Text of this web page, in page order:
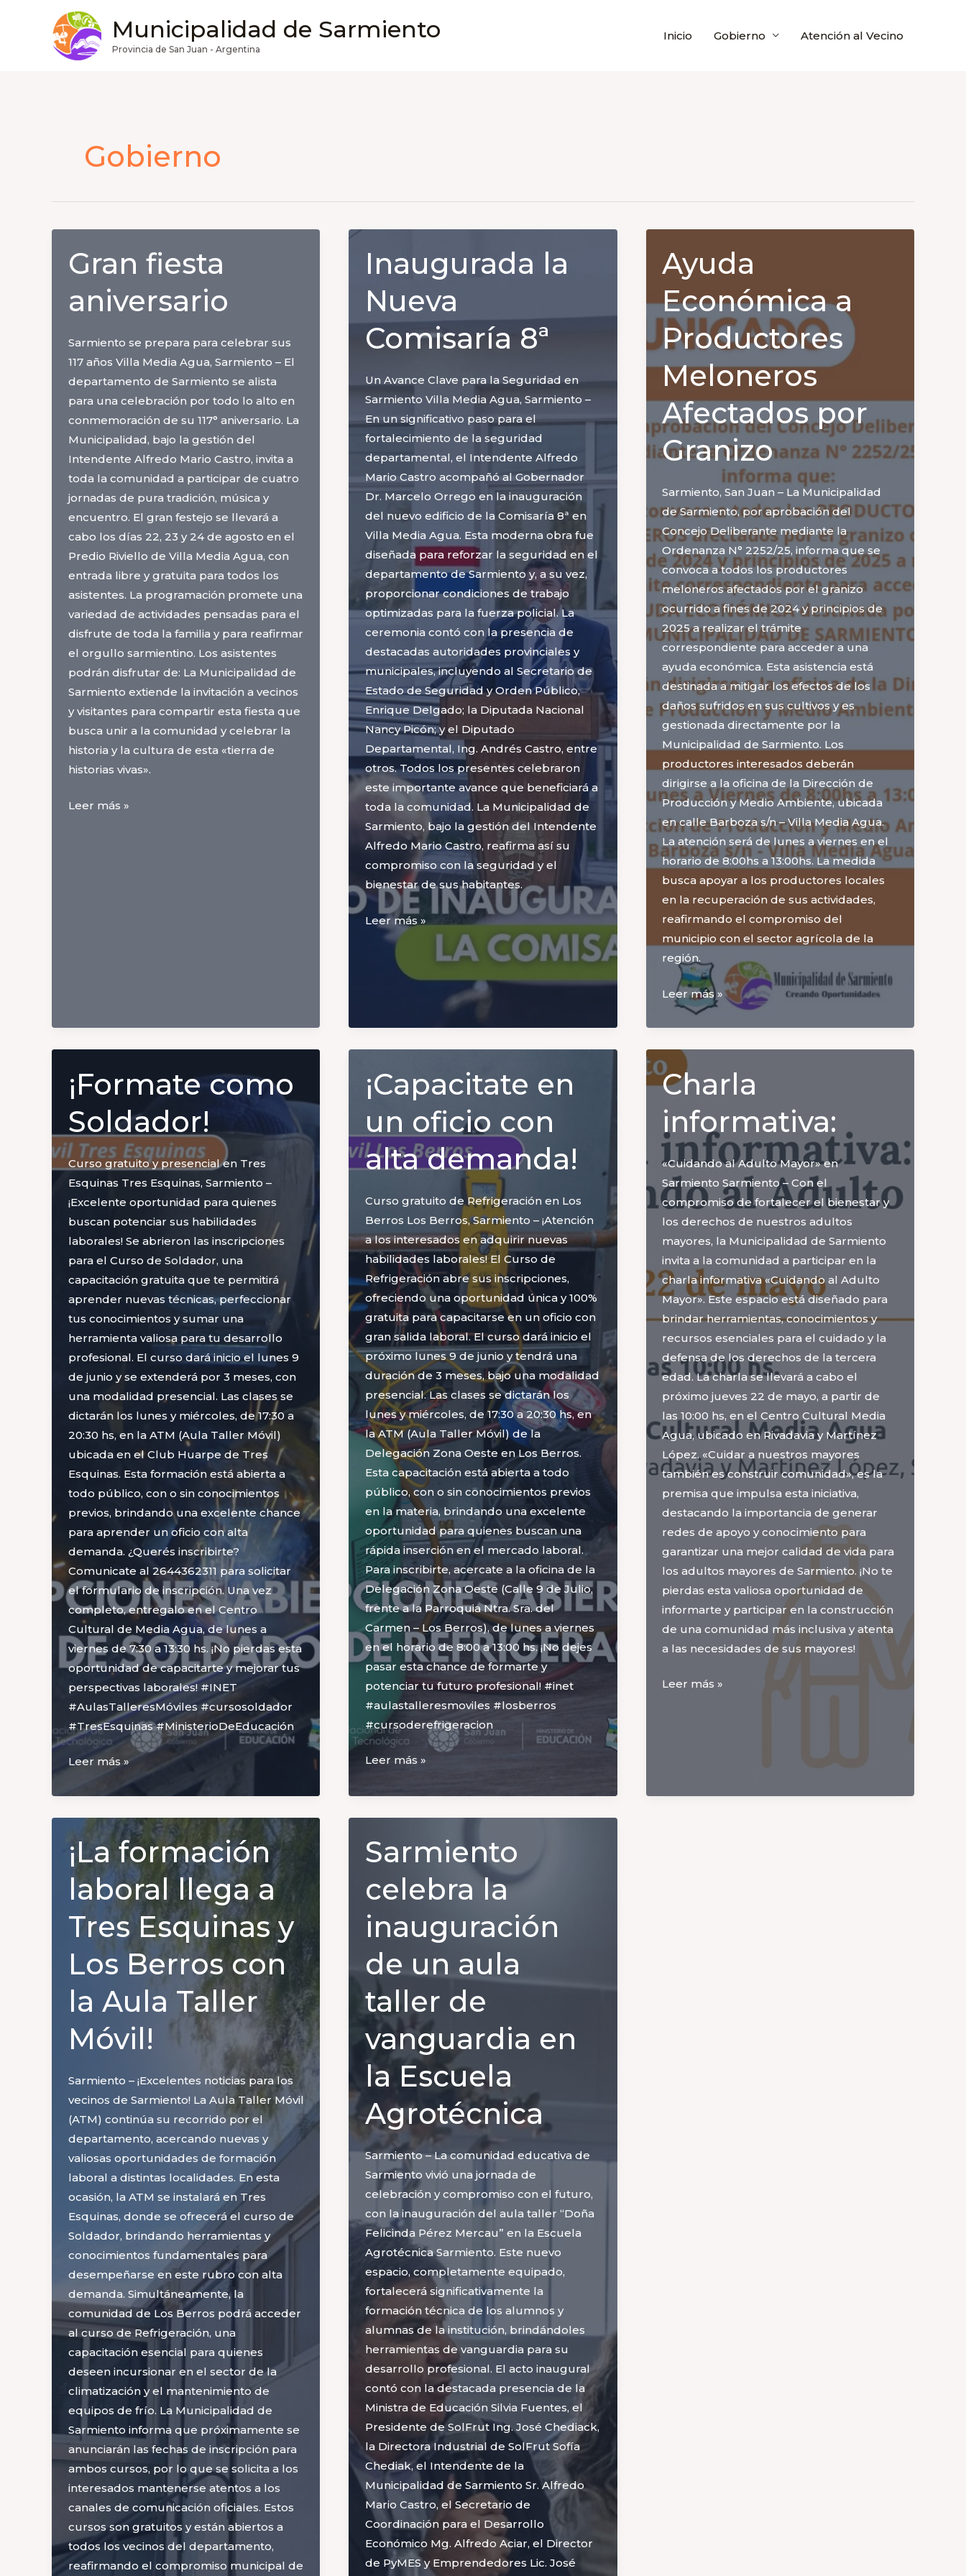
contenido
Municipalidad de Sarmiento
Provincia de San Juan - Argentina
Inicio Gobierno Atención al Vecino
Gobierno
Gran fiesta
aniversario
Sarmiento se prepara para celebrar sus
117 años Villa Media Agua, Sarmiento – El
departamento de Sarmiento se alista
para una celebración por todo lo alto en
conmemoración de su 117° aniversario. La
Municipalidad, bajo la gestión del
Intendente Alfredo Mario Castro, invita a
toda la comunidad a participar de cuatro
jornadas de pura tradición, música y
encuentro. El gran festejo se llevará a
cabo los días 22, 23 y 24 de agosto en el
Predio Riviello de Villa Media Agua, con
entrada libre y gratuita para todos los
asistentes. La programación promete una
variedad de actividades pensadas para el
disfrute de toda la familia y para reafirmar
el orgullo sarmientino. Los asistentes
podrán disfrutar de: La Municipalidad de
Sarmiento extiende la invitación a vecinos
y visitantes para compartir esta fiesta que
busca unir a la comunidad y celebrar la
historia y la cultura de esta «tierra de
historias vivas».
Gran
Leer más »
Inaugurada la
Nueva
Comisaría 8ª
Un Avance Clave para la Seguridad en
Sarmiento Villa Media Agua, Sarmiento –
En un significativo paso para el
fortalecimiento de la seguridad
departamental, el Intendente Alfredo
Mario Castro acompañó al Gobernador
Dr. Marcelo Orrego en la inauguración
del nuevo edificio de la Comisaría 8ª en
Villa Media Agua. Esta moderna obra fue
diseñada para reforzar la seguridad en el
departamento de Sarmiento y, a su vez,
proporcionar condiciones de trabajo
optimizadas para la fuerza policial. La
ceremonia contó con la presencia de
destacadas autoridades provinciales y
municipales, incluyendo al Secretario de
Estado de Seguridad y Orden Público,
Enrique Delgado; la Diputada Nacional
Nancy Picón; y el Diputado
Departamental, Ing. Andrés Castro, entre
otros. Todos los presentes celebraron
este importante avance que beneficiará a
toda la comunidad. La Municipalidad de
Sarmiento, bajo la gestión del Intendente
Alfredo Mario Castro, reafirma así su
compromiso con la seguridad y el
bienestar de sus habitantes.
Inaugurada
Nueva
Comisaría
Leer más »
Ayuda
Económica a
Productores
Meloneros
Afectados por
Granizo
Sarmiento, San Juan – La Municipalidad
de Sarmiento, por aprobación del
Concejo Deliberante mediante la
Ordenanza N° 2252/25, informa que se
convoca a todos los productores
meloneros afectados por el granizo
ocurrido a fines de 2024 y principios de
2025 a realizar el trámite
correspondiente para acceder a una
ayuda económica. Esta asistencia está
destinada a mitigar los efectos de los
daños sufridos en sus cultivos y es
gestionada directamente por la
Municipalidad de Sarmiento. Los
productores interesados deberán
dirigirse a la oficina de la Dirección de
Producción y Medio Ambiente, ubicada
en calle Barboza s/n – Villa Media Agua.
La atención será de lunes a viernes en el
horario de 8:00hs a 13:00hs. La medida
busca apoyar a los productores locales
en la recuperación de sus actividades,
reafirmando el compromiso del
municipio con el sector agrícola de la
región.
Ayuda
Económica
a
Productores
Meloneros
Afectados
por
Granizo
Leer más »
¡Formate como
Soldador!
Curso gratuito y presencial en Tres
Esquinas Tres Esquinas, Sarmiento –
¡Excelente oportunidad para quienes
buscan potenciar sus habilidades
laborales! Se abrieron las inscripciones
para el Curso de Soldador, una
capacitación gratuita que te permitirá
aprender nuevas técnicas, perfeccionar
tus conocimientos y sumar una
herramienta valiosa para tu desarrollo
profesional. El curso dará inicio el lunes 9
de junio y se extenderá por 3 meses, con
una modalidad presencial. Las clases se
dictarán los lunes y miércoles, de 17:30 a
20:30 hs, en la ATM (Aula Taller Móvil)
ubicada en el Club Huarpe de Tres
Esquinas. Esta formación está abierta a
todo público, con o sin conocimientos
previos, brindando una excelente chance
para aprender un oficio con alta
demanda. ¿Querés inscribirte?
Comunicate al 2644362311 para solicitar
el formulario de inscripción. Una vez
completo, entregalo en el Centro
Cultural de Media Agua, de lunes a
viernes de 7:30 a 13:30 hs. ¡No pierdas esta
oportunidad de capacitarte y mejorar tus
perspectivas laborales! #INET
#AulasTalleresMóviles #cursosoldador
#TresEsquinas #MinisterioDeEducación
¡Formate
Soldador!
Leer más »
¡Capacitate en
un oficio con
alta demanda!
Curso gratuito de Refrigeración en Los
Berros Los Berros, Sarmiento – ¡Atención
a los interesados en adquirir nuevas
habilidades laborales! El Curso de
Refrigeración abre sus inscripciones,
ofreciendo una oportunidad única y 100%
gratuita para capacitarse en un oficio con
gran salida laboral. El curso dará inicio el
próximo lunes 9 de junio y tendrá una
duración de 3 meses, bajo una modalidad
presencial. Las clases se dictarán los
lunes y miércoles, de 17:30 a 20:30 hs, en
la ATM (Aula Taller Móvil) de la
Delegación Zona Oeste en Los Berros.
Esta capacitación está abierta a todo
público, con o sin conocimientos previos
en la materia, brindando una excelente
oportunidad para quienes buscan una
rápida inserción en el mercado laboral.
Para inscribirte, acercate a la oficina de la
Delegación Zona Oeste (Calle 9 de Julio,
frente a la Parroquia Ntra. Sra. del
Carmen – Los Berros), de lunes a viernes
en el horario de 8:00 a 13:00 hs. ¡No dejes
pasar esta chance de formarte y
potenciar tu futuro profesional! #inet
#aulastalleresmoviles #losberros
#cursoderefrigeracion
¡Capacitate
un
oficio
alta
demanda!
Leer más »
Charla
informativa:
«Cuidando al Adulto Mayor» en
Sarmiento Sarmiento – Con el
compromiso de fortalecer el bienestar y
los derechos de nuestros adultos
mayores, la Municipalidad de Sarmiento
invita a la comunidad a participar en la
charla informativa «Cuidando al Adulto
Mayor». Este espacio está diseñado para
brindar herramientas, conocimientos y
recursos esenciales para el cuidado y la
defensa de los derechos de la tercera
edad. La charla se llevará a cabo el
próximo jueves 22 de mayo, a partir de
las 10:00 hs, en el Centro Cultural Media
Agua, ubicado en Rivadavia y Martínez
López. «Cuidar a nuestros mayores
también es construir comunidad», es la
premisa que impulsa esta iniciativa,
destacando la importancia de generar
redes de apoyo y conocimiento para
garantizar una mejor calidad de vida para
los adultos mayores de Sarmiento. ¡No te
pierdas esta valiosa oportunidad de
informarte y participar en la construcción
de una comunidad más inclusiva y atenta
a las necesidades de sus mayores!
Charla
Leer más »
¡La formación
laboral llega a
Tres Esquinas y
Los Berros con
la Aula Taller
Móvil!
Sarmiento – ¡Excelentes noticias para los
vecinos de Sarmiento! La Aula Taller Móvil
(ATM) continúa su recorrido por el
departamento, acercando nuevas y
valiosas oportunidades de formación
laboral a distintas localidades. En esta
ocasión, la ATM se instalará en Tres
Esquinas, donde se ofrecerá el curso de
Soldador, brindando herramientas y
conocimientos fundamentales para
desempeñarse en este rubro con alta
demanda. Simultáneamente, la
comunidad de Los Berros podrá acceder
al curso de Refrigeración, una
capacitación esencial para quienes
deseen incursionar en el sector de la
climatización y el mantenimiento de
equipos de frío. La Municipalidad de
Sarmiento informa que próximamente se
anunciarán las fechas de inscripción para
ambos cursos, por lo que se solicita a los
interesados mantenerse atentos a los
canales de comunicación oficiales. Estos
cursos son gratuitos y están abiertos a
todos los vecinos del departamento,
reafirmando el compromiso municipal de
Sarmiento
celebra la
inauguración
de un aula
taller de
vanguardia en
la Escuela
Agrotécnica
Sarmiento – La comunidad educativa de
Sarmiento vivió una jornada de
celebración y compromiso con el futuro,
con la inauguración del aula taller “Doña
Felicinda Pérez Mercau” en la Escuela
Agrotécnica Sarmiento. Este nuevo
espacio, completamente equipado,
fortalecerá significativamente la
formación técnica de los alumnos y
alumnas de la institución, brindándoles
herramientas de vanguardia para su
desarrollo profesional. El acto inaugural
contó con la destacada presencia de la
Ministra de Educación Silvia Fuentes, el
Presidente de SolFrut Ing. José Chediack,
la Directora Industrial de SolFrut Sofía
Chediak, el Intendente de la
Municipalidad de Sarmiento Sr. Alfredo
Mario Castro, el Secretario de
Coordinación para el Desarrollo
Económico Mg. Alfredo Aciar, el Director
de PyMES y Emprendedores Lic. José